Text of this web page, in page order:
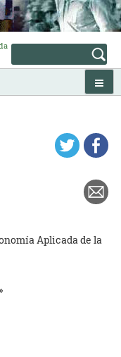
Aplicada de la
»